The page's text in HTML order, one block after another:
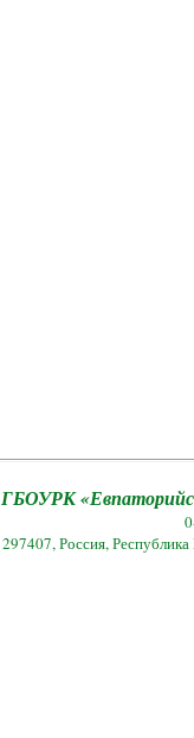
ГБОУРК
297407, Россия,